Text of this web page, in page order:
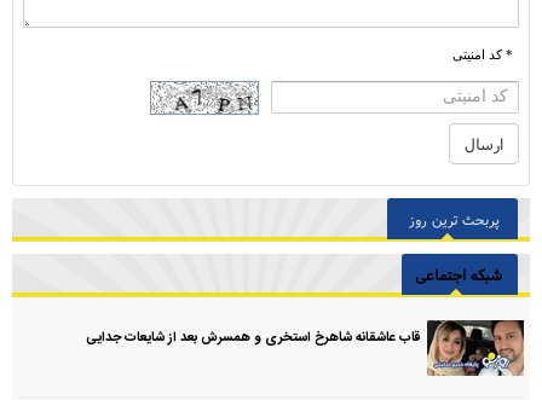
* کد امنیتی
پربحث ترین روز
شبکه اجتماعی
قاب عاشقانه شاهرخ استخری و همسرش بعد از شایعات جدایی